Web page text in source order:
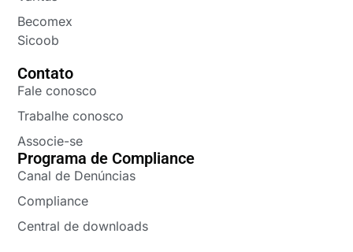
Becomex
Sicoob
Contato
Fale conosco
Trabalhe conosco
Associe-se
Programa de Compliance
Canal de Denúncias
Compliance
Central de downloads